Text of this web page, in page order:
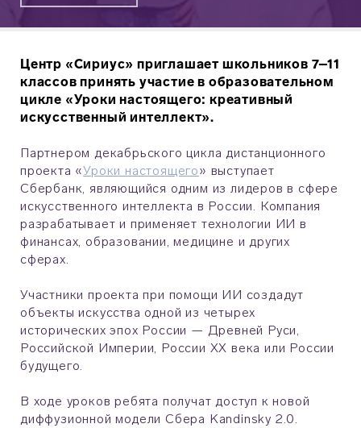
Центр «Сириус» приглашает школьников 7–11
классов принять участие в образовательном
цикле «Уроки настоящего: креативный
искусственный интеллект».
Партнером декабрьского цикла дистанционного
проекта «Уроки настоящего» выступает
Сбербанк, являющийся одним из лидеров в сфере
искусственного интеллекта в России. Компания
разрабатывает и применяет технологии ИИ в
финансах, образовании, медицине и других
сферах.
Участники проекта при помощи ИИ создадут
объекты искусства одной из четырех
исторических эпох России — Древней Руси,
Российской Империи, России XX века или России
будущего.
В ходе уроков ребята получат доступ к новой
диффузионной модели Сбера Kandinsky 2.0.